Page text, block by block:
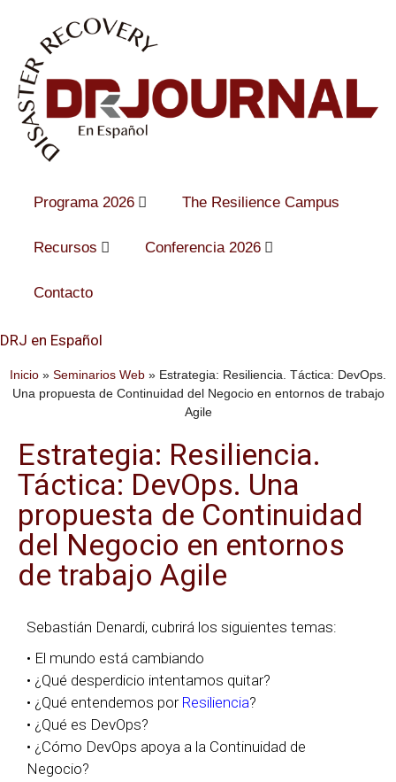
Programa 2026 The Resilience Campus
Recursos Conferencia 2026
Contacto
DRJ en Español
Inicio » Seminarios Web » Estrategia: Resiliencia. Táctica: DevOps.
Una propuesta de Continuidad del Negocio en entornos de trabajo
Agile
Estrategia: Resiliencia.
Táctica: DevOps. Una
propuesta de Continuidad
del Negocio en entornos
de trabajo Agile
Sebastián Denardi, cubrirá los siguientes temas:
• El mundo está cambiando
• ¿Qué desperdicio intentamos quitar?
• ¿Qué entendemos por Resiliencia?
• ¿Qué es DevOps?
• ¿Cómo DevOps apoya a la Continuidad de
Negocio?